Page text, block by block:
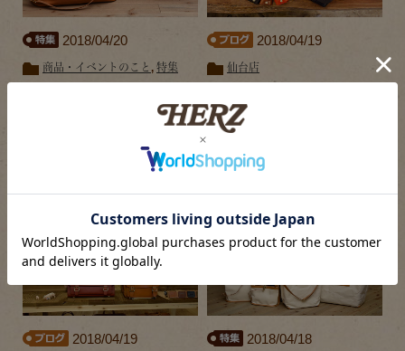
2018/04/20
商品・イベントのこと , 特集
2018/04/19
仙台店
まります（パート１）
2018/04/19 2018/04/18